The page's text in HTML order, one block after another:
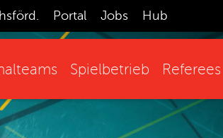
Portal Jobs Hub
Spielbetrieb Referees